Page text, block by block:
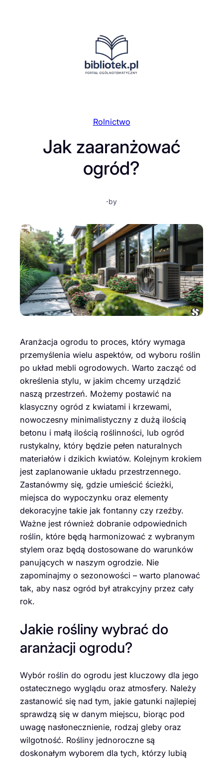
Rolnictwo
Jak zaaranżować
ogród?
·by
Aranżacja ogrodu to proces, który wymaga
przemyślenia wielu aspektów, od wyboru roślin
po układ mebli ogrodowych. Warto zacząć od
określenia stylu, w jakim chcemy urządzić
naszą przestrzeń. Możemy postawić na
klasyczny ogród z kwiatami i krzewami,
nowoczesny minimalistyczny z dużą ilością
betonu i małą ilością roślinności, lub ogród
rustykalny, który będzie pełen naturalnych
materiałów i dzikich kwiatów. Kolejnym krokiem
jest zaplanowanie układu przestrzennego.
Zastanówmy się, gdzie umieścić ścieżki,
miejsca do wypoczynku oraz elementy
dekoracyjne takie jak fontanny czy rzeźby.
Ważne jest również dobranie odpowiednich
roślin, które będą harmonizować z wybranym
stylem oraz będą dostosowane do warunków
panujących w naszym ogrodzie. Nie
zapominajmy o sezonowości – warto planować
tak, aby nasz ogród był atrakcyjny przez cały
rok.
Jakie rośliny wybrać do
aranżacji ogrodu?
Wybór roślin do ogrodu jest kluczowy dla jego
ostatecznego wyglądu oraz atmosfery. Należy
zastanowić się nad tym, jakie gatunki najlepiej
sprawdzą się w danym miejscu, biorąc pod
uwagę nasłonecznienie, rodzaj gleby oraz
wilgotność. Rośliny jednoroczne są
doskonałym wyborem dla tych, którzy lubią